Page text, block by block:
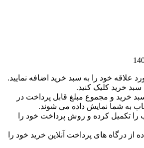
علاقه خود را به سبد خرید اضافه نمایید.
خرید کلیک کنید.
خرید و مجموع مبلغ قابل پرداخت در
به شما نمایش داده می شوند.
تکمیل کرده و روش پرداخت خود را
از درگاه های پرداخت آنلاین خرید خود را